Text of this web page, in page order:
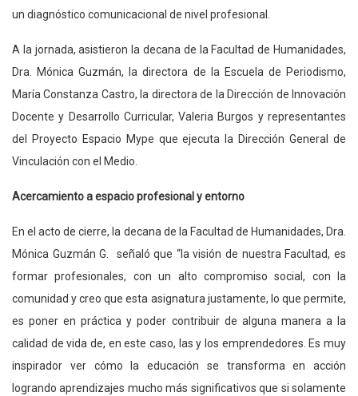
un diagnóstico comunicacional de nivel profesional.
A la jornada, asistieron la decana de la Facultad de Humanidades,
Dra. Mónica Guzmán, la directora de la Escuela de Periodismo,
María Constanza Castro, la directora de la Dirección de Innovación
Docente y Desarrollo Curricular, Valeria Burgos y representantes
del Proyecto Espacio Mype que ejecuta la Dirección General de
Vinculación con el Medio.
Acercamiento a espacio profesional y entorno
En el acto de cierre, la decana de la Facultad de Humanidades, Dra.
Mónica Guzmán G. señaló que “la visión de nuestra Facultad, es
formar profesionales, con un alto compromiso social, con la
comunidad y creo que esta asignatura justamente, lo que permite,
es poner en práctica y poder contribuir de alguna manera a la
calidad de vida de, en este caso, las y los emprendedores. Es muy
inspirador ver cómo la educación se transforma en acción
logrando aprendizajes mucho más significativos que si solamente